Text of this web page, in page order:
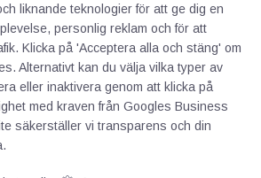
liknande teknologier för att ge dig en
personlig reklam och för att
Klicka på 'Acceptera alla och stäng' om
Alternativt kan du välja vilka typer av
eller inaktivera genom att klicka på
med kraven från Googles Business
säkerställer vi transparens och din